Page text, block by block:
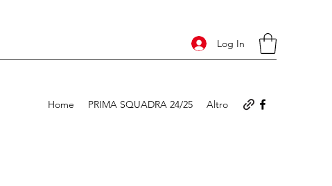
Log In
Home PRIMA SQUADRA 24/25 Altro